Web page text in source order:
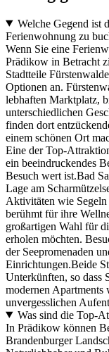
Welche Gegend ist
Ferienwohnung zu
Wenn Sie eine
Prädikow in Betracht
Stadtteile
Optionen an.
lebhaften Marktplatz,
unterschiedlichen
finden dort
einem schönen Ort
Eine der Top-
ein beeindruckendes
Besuch wert ist.Bad
Lage am
Aktivitäten wie Segeln
berühmt für ihre
großartigen Wahl für
erholen möchten.
der Seepromenaden
Einrichtungen.Beide
Unterkünften, so dass
modernen Apartments
unvergesslichen
Was sind die Top-
In Prädikow können
Brandenburger